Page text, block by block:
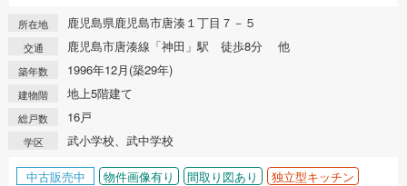
所在地 鹿児島県鹿児島市唐湊１丁目７－５
交通 鹿児島市唐湊線「神田」駅 徒歩8分 他
築年数 1996年12月(築29年)
建物階 地上5階建て
総戸数 16戸
学区 武小学校、武中学校
中古販売中 物件画像有り 間取り図あり
独立型キッチン